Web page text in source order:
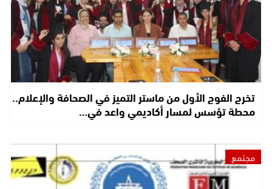
تخرج الفوج الأول من ماستر التميز في الصحافة والإعلام..
محطة تؤسس لمسار أكاديمي واعد في…
مجتمع